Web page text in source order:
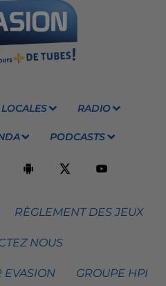
RADIO
PODCASTS
RÈGLEMENT DES JEUX
NOUS
EVASION GROUPE HPI